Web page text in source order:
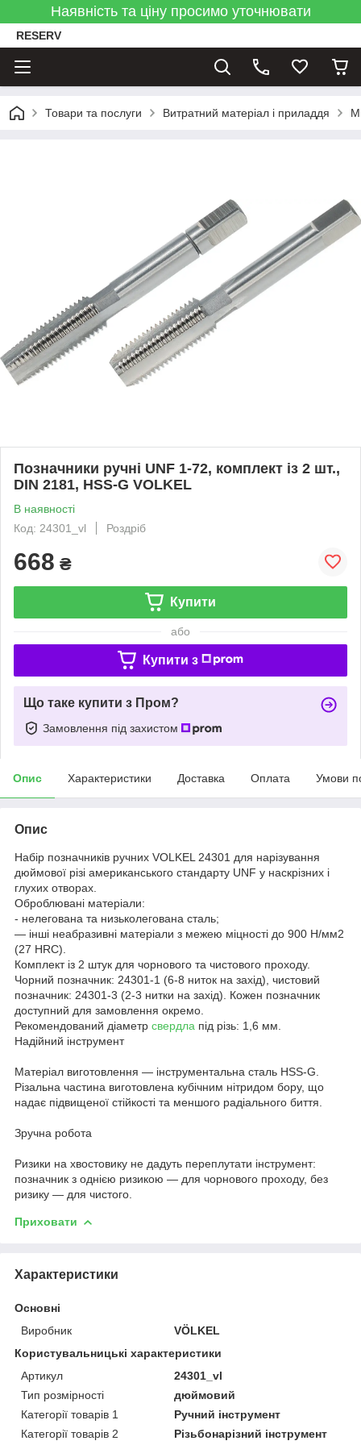
Наявність та ціну просимо уточнювати
RESERV
Товари та послуги Витратний матеріал і приладдя
Позначники ручні UNF 1-72, комплект із 2 шт.,
DIN 2181, HSS-G VOLKEL
В наявності
Код: 24301_vl
Роздріб
668 ₴
Купити
або
Купити з
Що таке купити з Пром?
Замовлення під захистом
Опис Характеристики Доставка Оплата Умови
Опис
Набір позначників ручних VOLKEL 24301 для нарізування
дюймової різі американського стандарту UNF у наскрізних і
глухих отворах.
Оброблювані матеріали:
- нелегована та низьколегована сталь;
— інші неабразивні матеріали з межею міцності до 900 Н/мм2
(27 HRC).
Комплект із 2 штук для чорнового та чистового проходу.
Чорний позначник: 24301-1 (6-8 ниток на захід), чистовий
позначник: 24301-3 (2-3 нитки на захід). Кожен позначник
доступний для замовлення окремо.
Рекомендований діаметр свердла під різь: 1,6 мм.
Надійний інструмент
Матеріал виготовлення — інструментальна сталь HSS-G.
Різальна частина виготовлена кубічним нітридом бору, що
надає підвищеної стійкості та меншого радіального биття.
Зручна робота
Ризики на хвостовику не дадуть переплутати інструмент:
позначник з однією ризикою — для чорнового проходу, без
ризику — для чистого.
Приховати
Характеристики
Основні
Виробник
VÖLKEL
Користувальницькі характеристики
Артикул
24301_vl
Тип розмірності
дюймовий
Категорії товарів 1
Ручний інструмент
Категорії товарів 2
Різьбонарізний інструмент